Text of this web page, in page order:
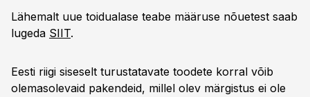
Lähemalt uue toidualase teabe määruse nõuetest saab
lugeda SIIT.
Eesti riigi siseselt turustatavate toodete korral võib
olemasolevaid pakendeid, millel olev märgistus ei ole